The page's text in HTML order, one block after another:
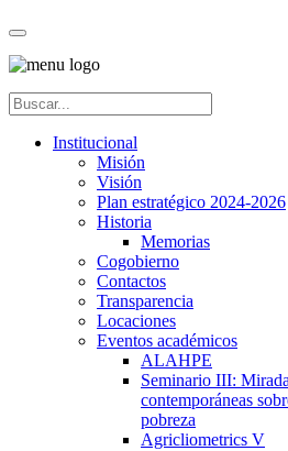
Institucional
Misión
Visión
Plan estratégico 2024-2026
Historia
Memorias
Cogobierno
Contactos
Transparencia
Locaciones
Eventos académicos
ALAHPE
Seminario III:
contemporáneas
pobreza
Agricliometrics V